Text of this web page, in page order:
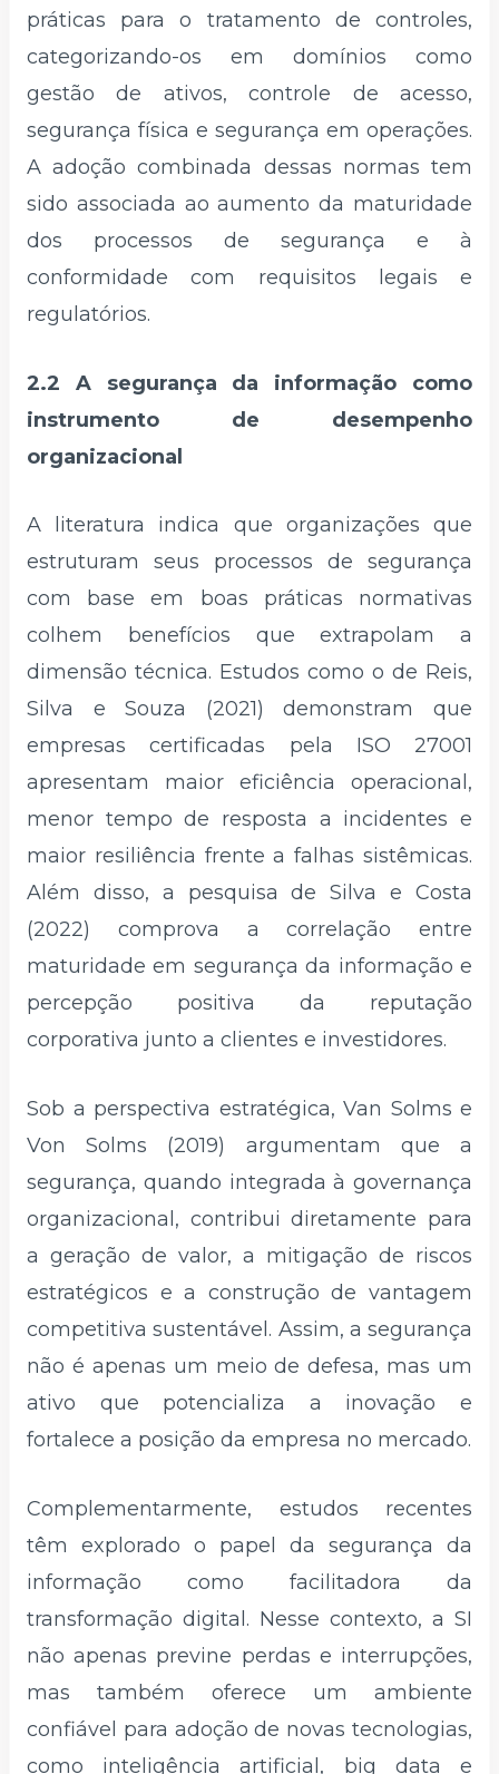
práticas para o tratamento de controles,
categorizando-os em domínios como
gestão de ativos, controle de acesso,
segurança física e segurança em operações.
A adoção combinada dessas normas tem
sido associada ao aumento da maturidade
dos processos de segurança e à
conformidade com requisitos legais e
regulatórios.
2.2 A segurança da informação como
instrumento de desempenho
organizacional
A literatura indica que organizações que
estruturam seus processos de segurança
com base em boas práticas normativas
colhem benefícios que extrapolam a
dimensão técnica. Estudos como o de Reis,
Silva e Souza (2021) demonstram que
empresas certificadas pela ISO 27001
apresentam maior eficiência operacional,
menor tempo de resposta a incidentes e
maior resiliência frente a falhas sistêmicas.
Além disso, a pesquisa de Silva e Costa
(2022) comprova a correlação entre
maturidade em segurança da informação e
percepção positiva da reputação
corporativa junto a clientes e investidores.
Sob a perspectiva estratégica, Van Solms e
Von Solms (2019) argumentam que a
segurança, quando integrada à governança
organizacional, contribui diretamente para
a geração de valor, a mitigação de riscos
estratégicos e a construção de vantagem
competitiva sustentável. Assim, a segurança
não é apenas um meio de defesa, mas um
ativo que potencializa a inovação e
fortalece a posição da empresa no mercado.
Complementarmente, estudos recentes
têm explorado o papel da segurança da
informação como facilitadora da
transformação digital. Nesse contexto, a SI
não apenas previne perdas e interrupções,
mas também oferece um ambiente
confiável para adoção de novas tecnologias,
como inteligência artificial, big data e